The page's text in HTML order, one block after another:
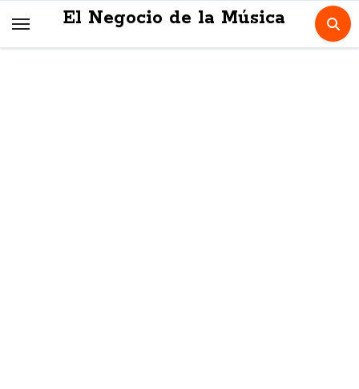
El Negocio de la Música